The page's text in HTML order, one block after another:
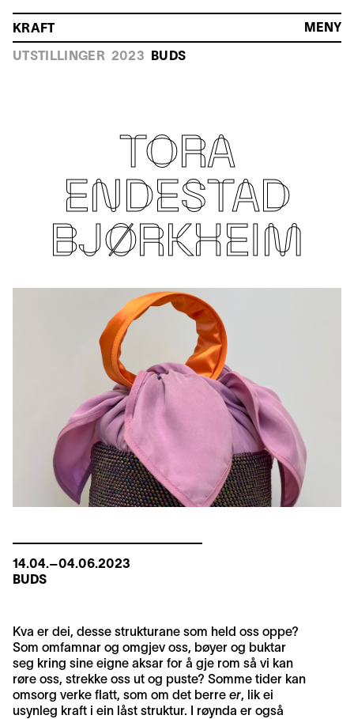
KRAFT
MENY
HOVEDMENY
UTSTILLINGER 2023 BUDS
TORA
ENDESTAD
BJØRKHEIM
14.04.–04.06.2023
BUDS
Kva er dei, desse strukturane som held oss oppe?
Som omfamnar og omgjev oss, bøyer og buktar
seg kring sine eigne aksar for å gje rom så vi kan
røre oss, strekke oss ut og puste? Somme tider kan
omsorg verke flatt, som om det berre er, lik ei
usynleg kraft i ein låst struktur. I røynda er også